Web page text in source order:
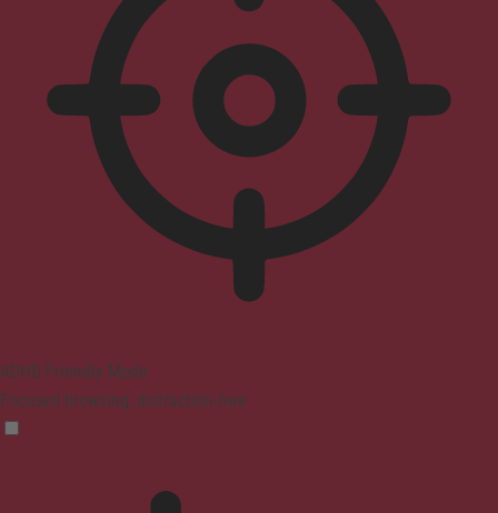
ADHD Friendly Mode
Focused browsing, distraction-free